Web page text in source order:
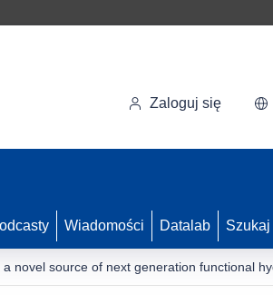
Zaloguj się
Wiadomości Datalab Szukaj
novel source of next generation functional